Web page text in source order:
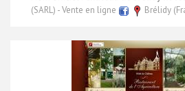
(SARL) - Vente en ligne
Brélidy